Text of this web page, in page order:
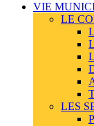
VIE
LE
LES